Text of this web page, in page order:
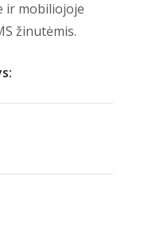
ir mobiliojoje
žinutėmis.